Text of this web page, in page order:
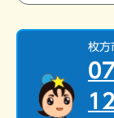
枚方